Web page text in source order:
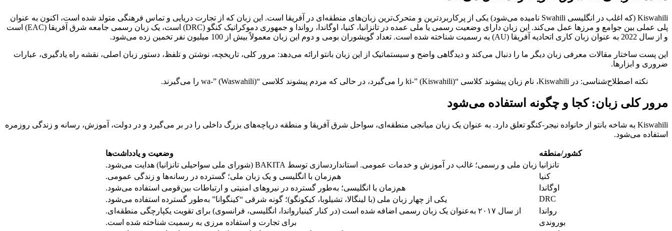
Kiswahili (که اغلب در انگلیسی Swahili نامیده می‌شود) یکی از پرکاربردترین و متحرک‌ترین زبان‌های منطقه‌ای در آفریقا است. این زبان که از تجارت دریایی و تماس فرهنگی متولد شده است، اکنون به عنوان
پلی عملی بین جوامع و مرزها عمل می‌کند. این زبان دارای وضعیت رسمی یا ملی عمده در تانزانیا، کنیا، اوگاندا، رواندا و جمهوری دموکراتیک کنگو (DRC) است، یک زبان رسمی جامعه شرق آفریقا (EAC) است
و از سال 2022 به عنوان زبان کاری اتحادیه آفریقا (AU) به رسمیت شناخته شده است. تعداد گویشوران بومی و دوم این زبان معمولاً بیش از 100 میلیون نفر تخمین زده می‌شود.
این پست ساختار مقالات معرفی زبان دیگر ما را دنبال می‌کند و دیدگاهی واضح و سیستماتیک از این زبان بانتو ارائه می‌دهد: مرور کلی، تاریخچه، نوشتن و تلفظ، دستور زبان اصلی، نقشه راه یادگیری، عبارات
ضروری و ابزارها.
نکته اصطلاح‌شناسی: در Kiswahili، نام زبان پیشوند کلاسی “ki-” (Kiswahili) را می‌گیرد، در حالی که مردم پیشوند کلاسی “wa-” (Waswahili) را می‌گیرند.
مرور کلی زبان: کجا و چگونه استفاده می‌شود
Kiswahili به شاخه بانتو از خانواده نیجر-کنگو تعلق دارد. به عنوان یک زبان میانجی منطقه‌ای، سواحل شرق آفریقا و منطقه دریاچه‌های بزرگ داخلی را در بر می‌گیرد و در دولت، آموزش، رسانه و زندگی روزمره
استفاده می‌شود.
کشور/منطقه
وضعیت و یادداشت‌ها
تانزانیا زبان ملی و رسمی؛ غالب در آموزش و خدمات عمومی. استانداردسازی توسط BAKITA (شورای ملی سواحیلی تانزانیا) هدایت می‌شود.
کنیا
هم‌زمان با انگلیسی و یک زبان ملی؛ گسترده در رسانه‌ها و زندگی عمومی.
اوگاندا
هم‌زمان با انگلیسی؛ به‌طور گسترده در نیروهای امنیتی و ارتباطات بین‌قومی استفاده می‌شود.
DRC
یکی از چهار زبان ملی (با لینگالا، تشیلوبا، کیکونگو)؛ گونه شرقی “کینگوانا” به‌طور گسترده استفاده می‌شود.
رواندا
از سال ۲۰۱۷ به‌عنوان یک زبان رسمی اضافه شده است (در کنار کینیارواندا، انگلیسی، فرانسوی) برای تقویت یکپارچگی منطقه‌ای.
بوروندی
برای تجارت و استفاده مرزی به رسمیت شناخته شده است.